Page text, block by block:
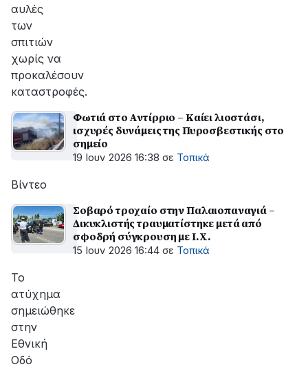
αυλές
των
σπιτιών
χωρίς να
προκαλέσουν
καταστροφές.
Φωτιά στο Αντίρριο – Καίει λιοστάσι,
ισχυρές δυνάμεις της Πυροσβεστικής στο
σημείο
19 Ιουν 2026 16:38 σε Τοπικά
Βίντεο
Σοβαρό τροχαίο στην Παλαιοπαναγιά –
Δικυκλιστής τραυματίστηκε μετά από
σφοδρή σύγκρουση με Ι.Χ.
15 Ιουν 2026 16:44 σε Τοπικά
Το
ατύχημα
σημειώθηκε
στην
Εθνική
Οδό